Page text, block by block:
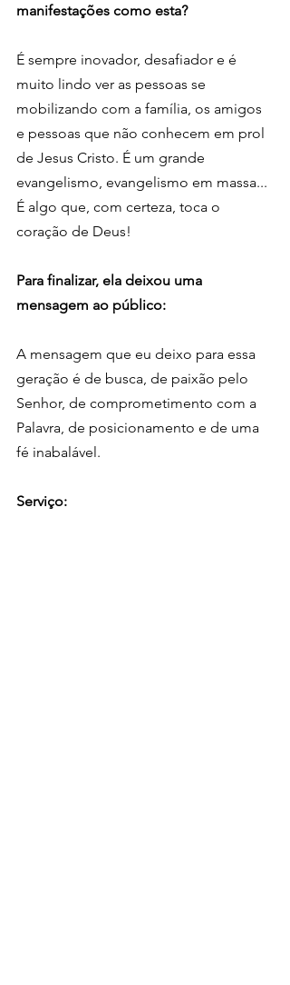
manifestações como esta?
É sempre inovador, desafiador e é
muito lindo ver as pessoas se
mobilizando com a família, os amigos
e pessoas que não conhecem em prol
de Jesus Cristo. É um grande
evangelismo, evangelismo em massa...
É algo que, com certeza, toca o
coração de Deus!
Para finalizar, ela deixou uma
mensagem ao público:
A mensagem que eu deixo para essa
geração é de busca, de paixão pelo
Senhor, de comprometimento com a
Palavra, de posicionamento e de uma
fé inabalável.
Serviço: